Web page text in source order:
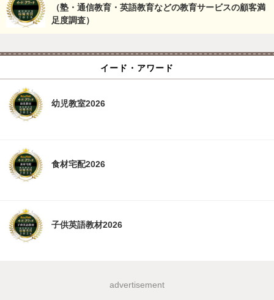
（塾・通信教育・英語教育などの教育サービスの顧客満
足度調査）
イード・アワード
幼児教室2026
食材宅配2026
子供英語教材2026
advertisement